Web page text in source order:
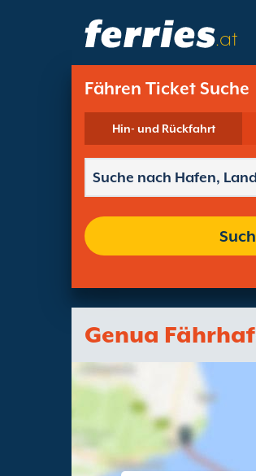
.at
Fähren Ticket Suche
Hin- und Rückfahrt
Genua